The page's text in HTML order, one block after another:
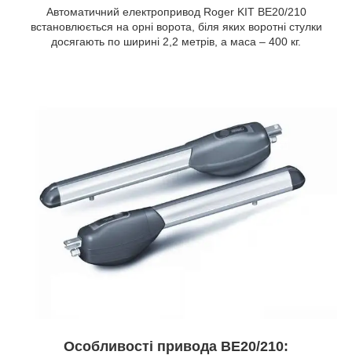
Автоматичний електропривод Roger KIT BE20/210
встановлюється на орні ворота, біля яких воротні стулки
досягають по ширині 2,2 метрів, а маса – 400 кг.
Особливості привода BE20/210: